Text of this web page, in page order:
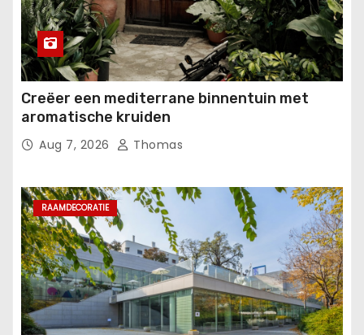
Creëer een mediterrane binnentuin met
aromatische kruiden
Aug 7, 2026 Thomas
RAAMDECORATIE